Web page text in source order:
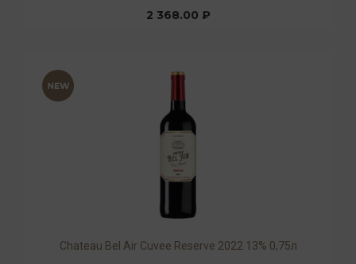
2 368.00 ₽
Chateau Bel Air Cuvee Reserve 2022 13% 0,75л